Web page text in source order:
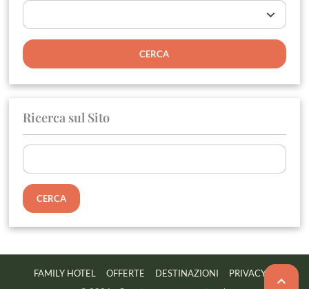
Ricerca sul Sito
Ricerca
per:

FAMILY HOTEL OFFERTE DESTINAZIONI PRIVACY